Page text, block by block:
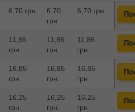
6,70 грн.
6,70
грн.
6,70 грн.
11,86
грн.
11,86
грн.
11,86
грн.
16,85
грн.
16,85
грн.
16,85
грн.
16,25
грн.
16,25
грн.
16,25
грн.